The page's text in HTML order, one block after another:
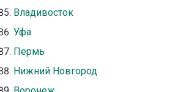
Владивосток
Уфа
Пермь
Нижний Новгород